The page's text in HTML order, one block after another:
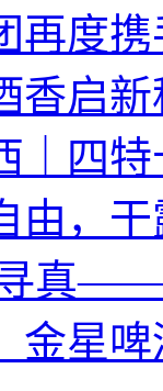
再度
香启
｜四特
由，
真
金星啤